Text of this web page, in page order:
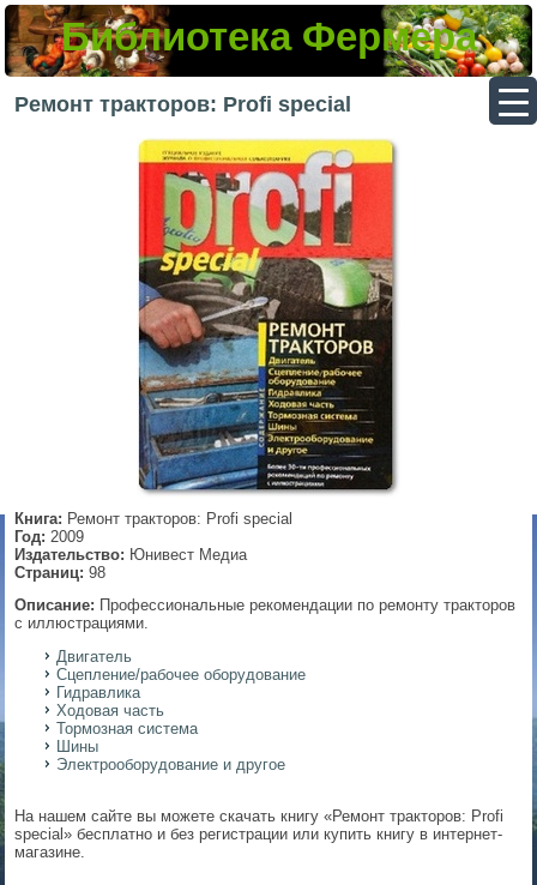
Библиотека Фермера
Ремонт тракторов: Profi special
Книга: Ремонт тракторов: Profi special
Год: 2009
Издательство: Юнивест Медиа
Страниц: 98
Описание: Профессиональные рекомендации по ремонту тракторов
с иллюстрациями.
Двигатель
Сцепление/рабочее оборудование
Гидравлика
Ходовая часть
Тормозная система
Шины
Электрооборудование и другое
На нашем сайте вы можете скачать книгу «Ремонт тракторов: Profi
special» бесплатно и без регистрации или купить книгу в интернет-
магазине.
▼
▼
▼
▼